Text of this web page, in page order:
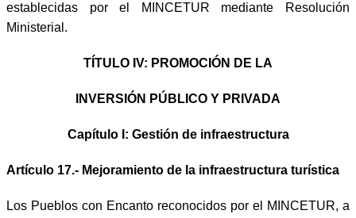
establecidas por el MINCETUR mediante Resolución
Ministerial.
TÍTULO IV: PROMOCIÓN DE LA
INVERSIÓN PÚBLICO Y PRIVADA
Capítulo I: Gestión de infraestructura
Artículo 17.- Mejoramiento de la infraestructura turística
Los Pueblos con Encanto reconocidos por el MINCETUR, a